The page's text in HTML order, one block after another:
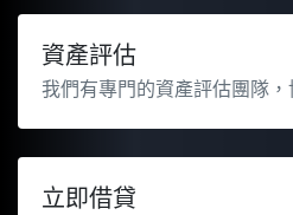
資產評估
我們有專門的資產評估團隊
立即借貸